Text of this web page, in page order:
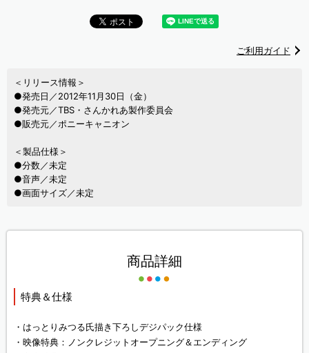
ご利用ガイド
＜リリース情報＞
●発売日／2012年11月30日（金）
●発売元／TBS・さんかれあ製作委員会
●販売元／ポニーキャニオン
＜製品仕様＞
●分数／未定
●音声／未定
●画面サイズ／未定
商品詳細
特典＆仕様
・はっとりみつる氏描き下ろしデジパック仕様
・映像特典：ノンクレジットオープニング＆エンディング